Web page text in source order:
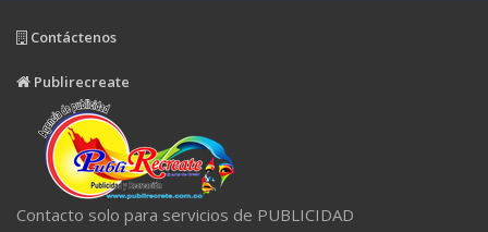
Contáctenos
Publirecreate
Contacto solo para servicios de PUBLICIDAD